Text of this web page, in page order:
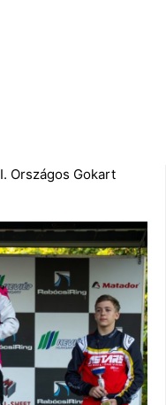
Országos Gokart